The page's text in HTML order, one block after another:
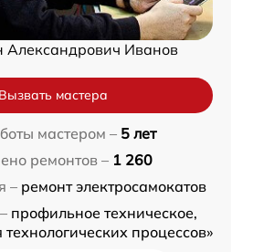
Александрович Иванов
Вызвать мастера
мастером – 5 лет
ремонтов – 1 260
– ремонт электросамокатов
профильное техническое,
процессов»